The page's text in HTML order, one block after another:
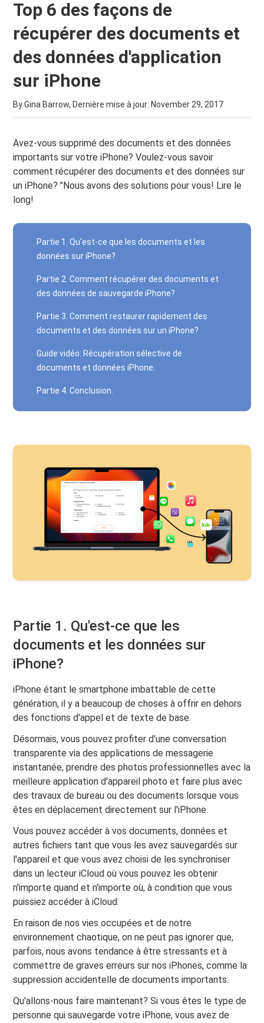
Top 6 des façons de
récupérer des documents et
des données d'application
sur iPhone
By Gina Barrow, Dernière mise à jour: November 29, 2017
Avez-vous supprimé des documents et des données
importants sur votre iPhone? Voulez-vous savoir
comment récupérer des documents et des données sur
un iPhone? "Nous avons des solutions pour vous! Lire le
long!
Partie 1. Qu'est-ce que les documents et les
données sur iPhone?
Partie 2. Comment récupérer des documents et
des données de sauvegarde iPhone?
Partie 3. Comment restaurer rapidement des
documents et des données sur un iPhone?
Guide vidéo: Récupération sélective de
documents et données iPhone.
Partie 4. Conclusion.
Partie 1. Qu'est-ce que les
documents et les données sur
iPhone?
iPhone étant le smartphone imbattable de cette
génération, il y a beaucoup de choses à offrir en dehors
des fonctions d'appel et de texte de base.
Désormais, vous pouvez profiter d'une conversation
transparente via des applications de messagerie
instantanée, prendre des photos professionnelles avec la
meilleure application d'appareil photo et faire plus avec
des travaux de bureau ou des documents lorsque vous
êtes en déplacement directement sur l'iPhone.
Vous pouvez accéder à vos documents, données et
autres fichiers tant que vous les avez sauvegardés sur
l'appareil et que vous avez choisi de les synchroniser
dans un lecteur iCloud où vous pouvez les obtenir
n'importe quand et n'importe où, à condition que vous
puissiez accéder à iCloud.
En raison de nos vies occupées et de notre
environnement chaotique, on ne peut pas ignorer que,
parfois, nous avons tendance à être stressants et à
commettre de graves erreurs sur nos iPhones, comme la
suppression accidentelle de documents importants.
Qu'allons-nous faire maintenant? Si vous êtes le type de
personne qui sauvegarde votre iPhone, vous avez de